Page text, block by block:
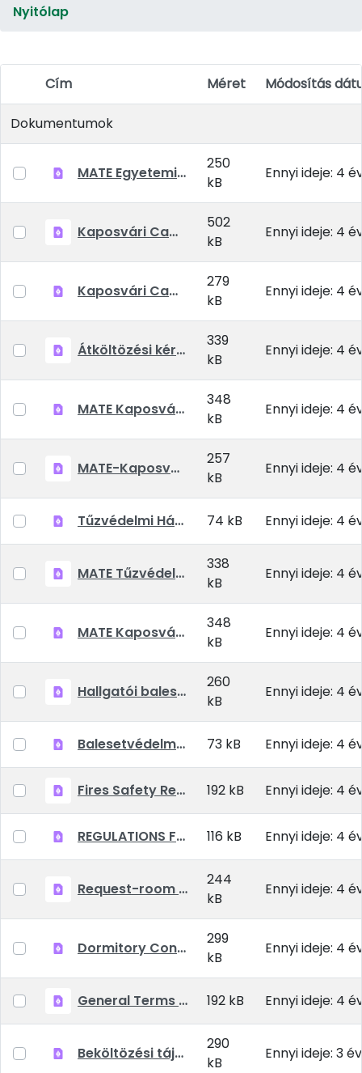
Nyitólap
Elem kiválasztása
Cím Méret Módosítás
Dokumentumok
MATE Egyetemi Kollégiumok Általános Szerződési Feltételek
250
kB
Ennyi ideje: 4
Kaposvári Campus beköltözési tájékoztató 2021-2022 tanév
502
kB
Ennyi ideje: 4
Kaposvári Campus bentlakási szerződés 2021-2022 tanév
279
kB
Ennyi ideje: 4
Átköltözési kérelem
339
kB
Ennyi ideje: 4
MATE Kaposvári Campus Kollégiumok -Kollégiumi díjkedvezmény 2021-22 tanév őszi félév
348
kB
Ennyi ideje: 4
MATE-Kaposvari-Campus-Kollégiumok Kollégiumi díjkedvezmény kitöltési útmutató 2021.09.22
257
kB
Ennyi ideje: 4
Tűzvédelmi Házirend 74 kB Ennyi ideje: 4
MATE Tűzvédelmi előírások
338
kB
Ennyi ideje: 4
MATE Kaposvári Campus Kollégiumok Szociális kedvezmény kérelem 2021-22 tanév őszi félév
348
kB
Ennyi ideje: 4
Hallgatói baleset-megelőzési szabályok
260
kB
Ennyi ideje: 4
Balesetvédelmi Házirend 73 kB Ennyi ideje: 4
Fires Safety Regulation.pdf 192 kB Ennyi ideje: 4
REGULATIONS FOR THE PREVENTION OF ACCIDENTS.pdf 116 kB Ennyi ideje: 4
Request-room changing.pdf
244
kB
Ennyi ideje: 4
Dormitory Contract 2021-2022 Kaposvar Campus.pdf
299
kB
Ennyi ideje: 4
General Terms and Conditions_MATE_Kollegiumok_EN_20210903.pdf 192 kB Ennyi ideje: 4
Beköltözési tájékoztató 2022-2023 Kaposvár 20220823
290
kB
Ennyi ideje: 3 év